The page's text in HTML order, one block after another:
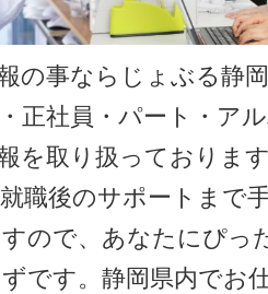
の事ならじょぶる静
正社員・パート・ア
を取り扱っておりま
職後のサポートまで
ので、あなたにぴっ
です。静岡県内でお